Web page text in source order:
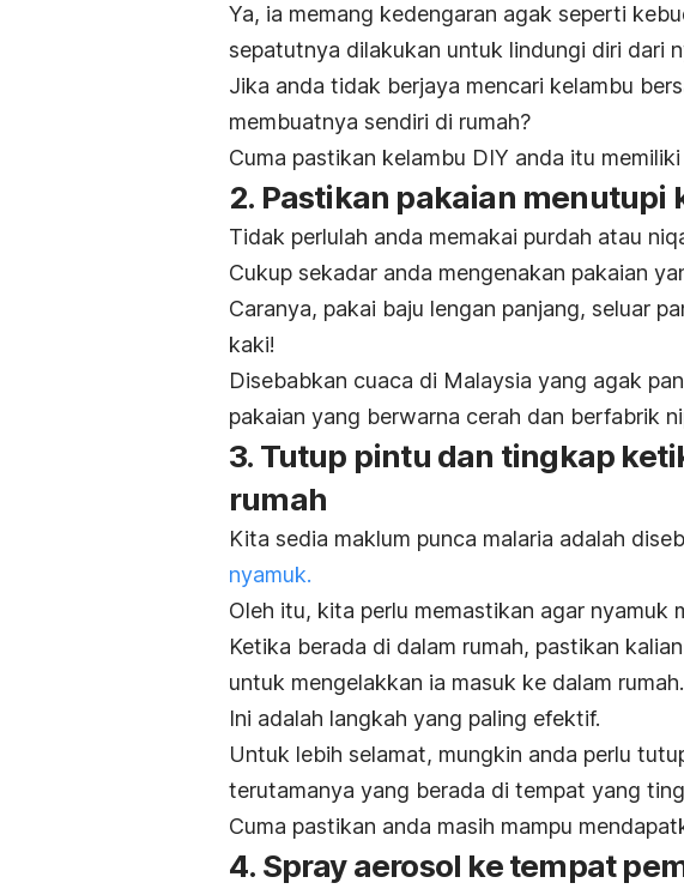
Ya, ia memang kedengaran agak seperti
sepatutnya dilakukan untuk lindungi diri dari
Jika anda tidak berjaya mencari kelambu
membuatnya sendiri di rumah?
Cuma pastikan kelambu DIY anda itu
2. Pastikan pakaian menutupi
Tidak perlulah anda memakai purdah atau
Cukup sekadar anda mengenakan pakaian
Caranya, pakai baju lengan panjang, seluar
kaki!
Disebabkan cuaca di Malaysia yang agak
pakaian yang berwarna cerah dan berfabrik
3. Tutup pintu dan tingkap
rumah
Kita sedia maklum punca malaria adalah
nyamuk.
Oleh itu, kita perlu memastikan agar nyamuk
Ketika berada di dalam rumah, pastikan
untuk mengelakkan ia masuk ke dalam rumah.
Ini adalah langkah yang paling efektif.
Untuk lebih selamat, mungkin anda perlu
terutamanya yang berada di tempat yang
Cuma pastikan anda masih mampu
4. Spray aerosol ke tempat